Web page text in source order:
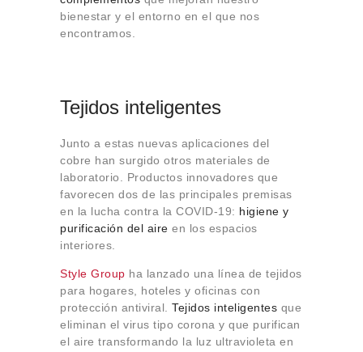
bienestar y el entorno en el que nos
encontramos.
Tejidos inteligentes
Junto a estas nuevas aplicaciones del
cobre han surgido otros materiales de
laboratorio. Productos innovadores que
favorecen dos de las principales premisas
en la lucha contra la COVID-19: higiene y
purificación del aire en los espacios
interiores.
Style Group ha lanzado una línea de tejidos
para hogares, hoteles y oficinas con
protección antiviral. Tejidos inteligentes que
eliminan el virus tipo corona y que purifican
el aire transformando la luz ultravioleta en